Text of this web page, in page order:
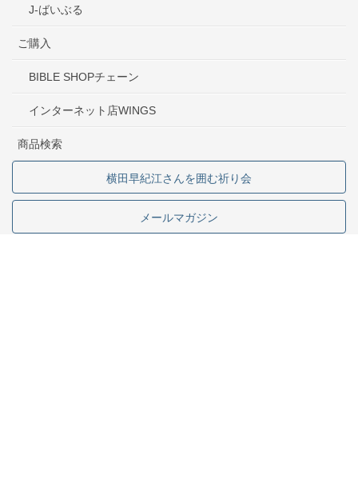
J-ばいぶる
ご購入
BIBLE SHOPチェーン
インターネット店WINGS
商品検索
横田早紀江さんを囲む祈り会
メールマガジン